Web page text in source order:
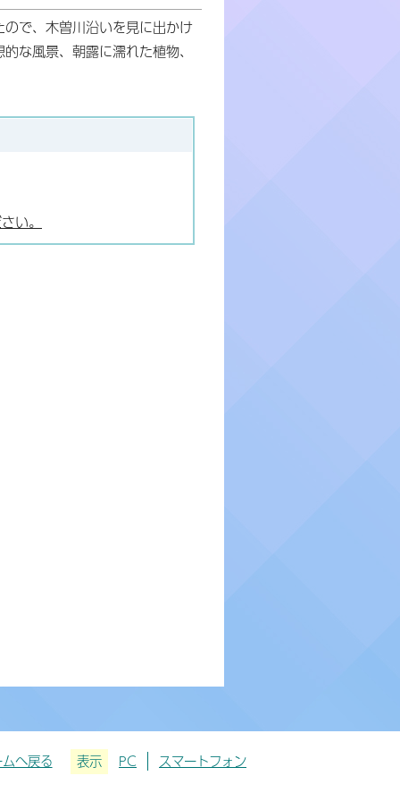
で、木曽川沿いを見に出かけ
な風景、朝露に濡れた植物、
い。
へ戻る 表示 PC スマートフォン